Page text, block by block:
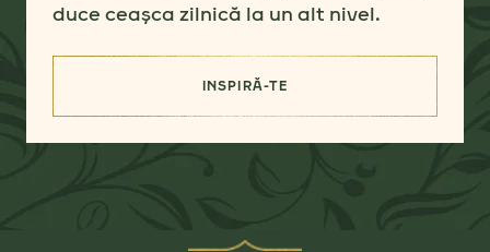
duce ceașca zilnică la un alt nivel.
INSPIRĂ-TE